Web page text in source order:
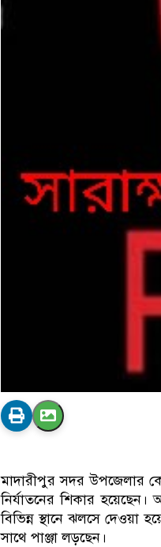
মাদারীপুর সদর উপজেলার
নির্যাতনের শিকার
বিভিন্ন স্থানে ঝলসে দেওয়া
সাথে পাঞ্জা লড়ছেন।